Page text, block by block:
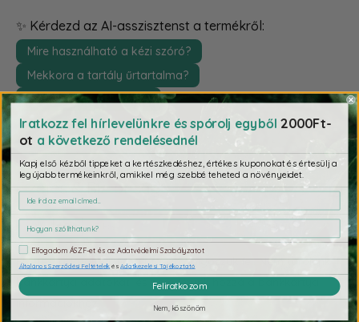
✨ Kérdezd az AI-asszisztenst a termékről:
Mire használható a kézi szóró?
Mekkora a tartály űrtartalma?
Milyen méretű a szóró?
Fizetés & Biztonság
Fizetési adatait biztonságosan dolgozzuk fel. Nem tárolunk
bankkártya adatokat, és nem férünk hozzá a bankkártya
információkhoz.
Iratkozz fel hírlevelünkre és spórolj egyből 2000Ft-
ot a következő rendelésednél
Kapj első kézből tippeket a kertészkedéshez, értékes kuponokat és értesülj a
legújabb termékeinkről, amikkel még szebbé teheted a növényeidet.
Elfogadom ÁSZF-et és az Adatvédelmi Szabályzatot
Általános Szerződési FeltételekésAdatkezelési Tájékoztató
Feliratkozom
Nem, köszönöm